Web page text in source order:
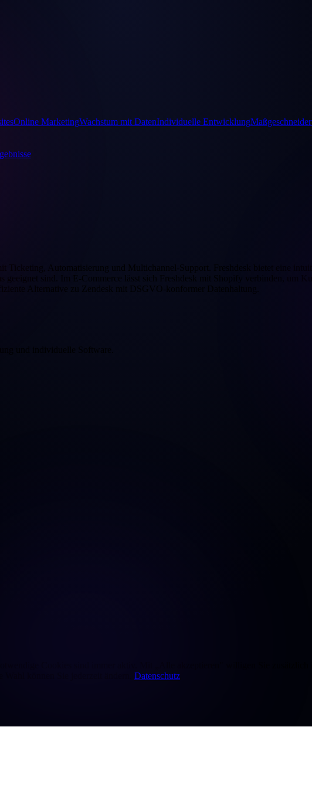
Online MarketingWachstum mit DatenIndividuelle Entwicklung
Ticketing, Automatisierung und Multichannel-Support. Freshdesk bietet eine
sind. Im E-Commerce lässt sich Freshdesk mit Shopify verbinden, um
Alternative zu Zendesk mit DSGVO-konformer Datenhaltung.
Datenschutz